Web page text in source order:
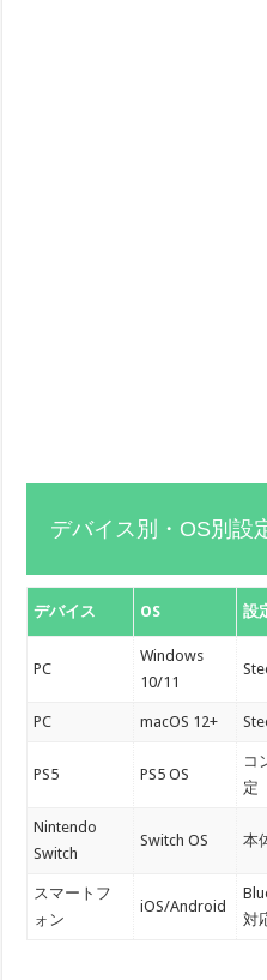
デバイス別・OS別設
デバイス OS 設
PC
Windows
10/11
PC macOS 12+
PS5 PS5 OS
コ
定
Nintendo
Switch
Switch OS 本
スマートフ
ォン
iOS/Android
対